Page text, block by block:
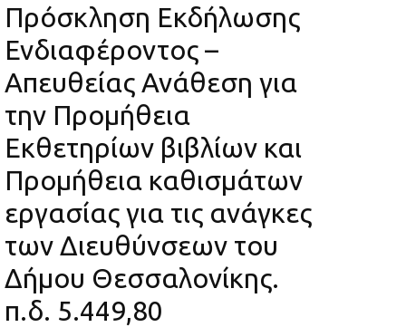
Πρόσκληση Εκδήλωσης
Ενδιαφέροντος –
Απευθείας Ανάθεση για
την Προμήθεια
Εκθετηρίων βιβλίων και
Προμήθεια καθισμάτων
εργασίας για τις ανάγκες
των Διευθύνσεων του
Δήμου Θεσσαλονίκης.
π.δ. 5.449,80